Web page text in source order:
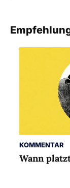
KOMMENTAR
Wann